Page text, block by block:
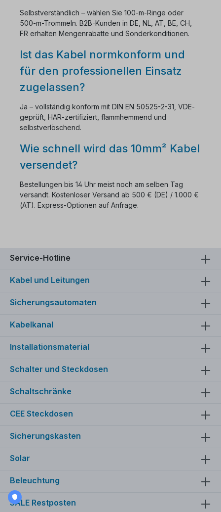
Selbstverständlich – wählen Sie 100-m-Ringe oder
500-m-Trommeln. B2B-Kunden in DE, NL, AT, BE, CH,
FR erhalten Mengenrabatte und Sonderkonditionen.
Ist das Kabel normkonform und
für den professionellen Einsatz
zugelassen?
Ja – vollständig konform mit DIN EN 50525-2-31, VDE-
geprüft, HAR-zertifiziert, flammhemmend und
selbstverlöschend.
Wie schnell wird das 10mm² Kabel
versendet?
Bestellungen bis 14 Uhr meist noch am selben Tag
versandt. Kostenloser Versand ab 500 € (DE) / 1.000 €
(AT). Express-Optionen auf Anfrage.
Service-Hotline
Kabel und Leitungen
Sicherungsautomaten
Kabelkanal
Installationsmaterial
Schalter und Steckdosen
Schaltschränke
CEE Steckdosen
Sicherungskasten
Solar
Beleuchtung
SALE Restposten